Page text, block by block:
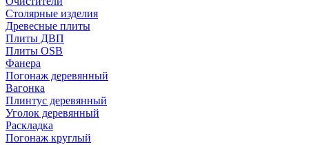
Столярные изделия
Древесные плиты
Плиты ДВП
Плиты OSB
Фанера
Погонаж деревянный
Вагонка
Плинтус деревянный
Уголок деревянный
Раскладка
Погонаж круглый